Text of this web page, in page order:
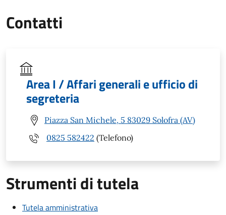
Contatti
Area I / Affari generali e ufficio di
segreteria
Piazza San Michele, 5 83029 Solofra (AV)
0825 582422 (Telefono)
Strumenti di tutela
Tutela amministrativa